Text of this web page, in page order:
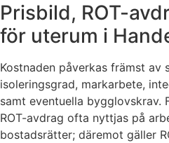
Prisbild, ROT-
för uterum i
Kostnaden påverkas främst av
isoleringsgrad, markarbete,
samt eventuella bygglovskrav.
ROT-avdrag ofta nyttjas på
bostadsrätter; däremot gäller